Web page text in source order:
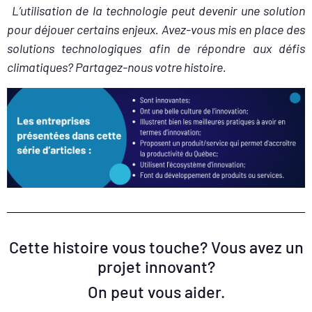
L’utilisation de la technologie peut devenir une solution
pour déjouer certains enjeux. Avez-vous mis en place des
solutions technologiques afin de répondre aux défis
climatiques? Partagez-nous votre histoire.
Cette histoire vous touche? Vous avez un
projet innovant?
On peut vous aider.